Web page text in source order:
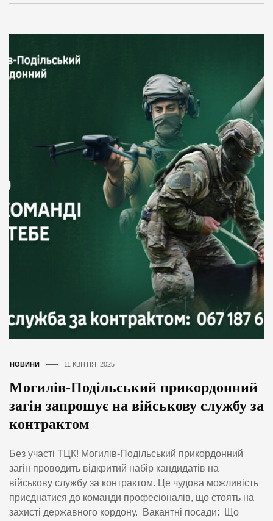
НОВИНИ 11 КВІТНЯ, 2025
Могилів-Подільський прикордонний
загін запрошує на військову службу за
контрактом
Без участі ТЦК! Могилів-Подільський прикордонний
загін проводить відкритий набір кандидатів на
військову службу за контрактом. Це чудова можливість
приєднатися до команди професіоналів, що стоять на
захисті державного кордону. Вакантні посади: Що